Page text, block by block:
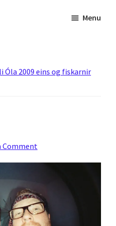
Menu
2009 eins og fiskarnir
Comment